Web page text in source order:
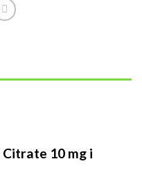
10 mg i